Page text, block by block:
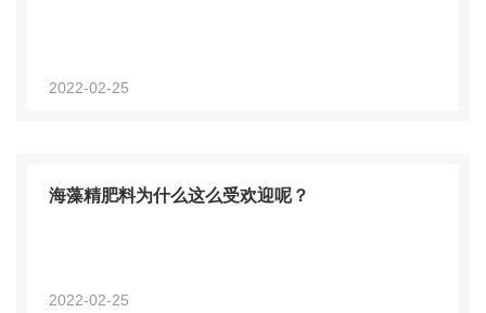
2022-02-25
海藻精肥料为什么这么受欢迎呢？
2022-02-25